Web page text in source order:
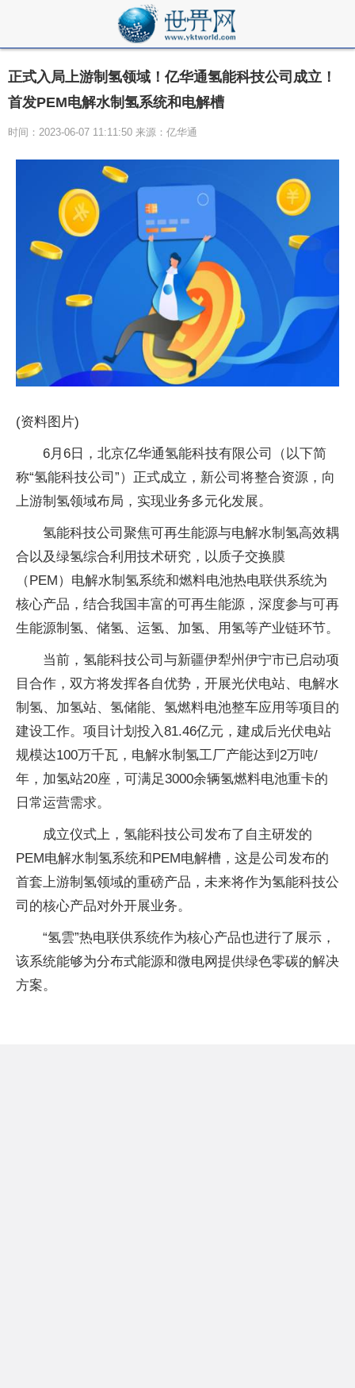
正式入局上游制氢领域！亿华通氢能科技公司成立！
首发PEM电解水制氢系统和电解槽
时间：2023-06-07 11:11:50 来源：亿华通
(资料图片)
6月6日，北京亿华通氢能科技有限公司（以下简
称“氢能科技公司”）正式成立，新公司将整合资源，向
上游制氢领域布局，实现业务多元化发展。
氢能科技公司聚焦可再生能源与电解水制氢高效耦
合以及绿氢综合利用技术研究，以质子交换膜
（PEM）电解水制氢系统和燃料电池热电联供系统为
核心产品，结合我国丰富的可再生能源，深度参与可再
生能源制氢、储氢、运氢、加氢、用氢等产业链环节。
当前，氢能科技公司与新疆伊犁州伊宁市已启动项
目合作，双方将发挥各自优势，开展光伏电站、电解水
制氢、加氢站、氢储能、氢燃料电池整车应用等项目的
建设工作。项目计划投入81.46亿元，建成后光伏电站
规模达100万千瓦，电解水制氢工厂产能达到2万吨/
年，加氢站20座，可满足3000余辆氢燃料电池重卡的
日常运营需求。
成立仪式上，氢能科技公司发布了自主研发的
PEM电解水制氢系统和PEM电解槽，这是公司发布的
首套上游制氢领域的重磅产品，未来将作为氢能科技公
司的核心产品对外开展业务。
“氢雲”热电联供系统作为核心产品也进行了展示，
该系统能够为分布式能源和微电网提供绿色零碳的解决
方案。